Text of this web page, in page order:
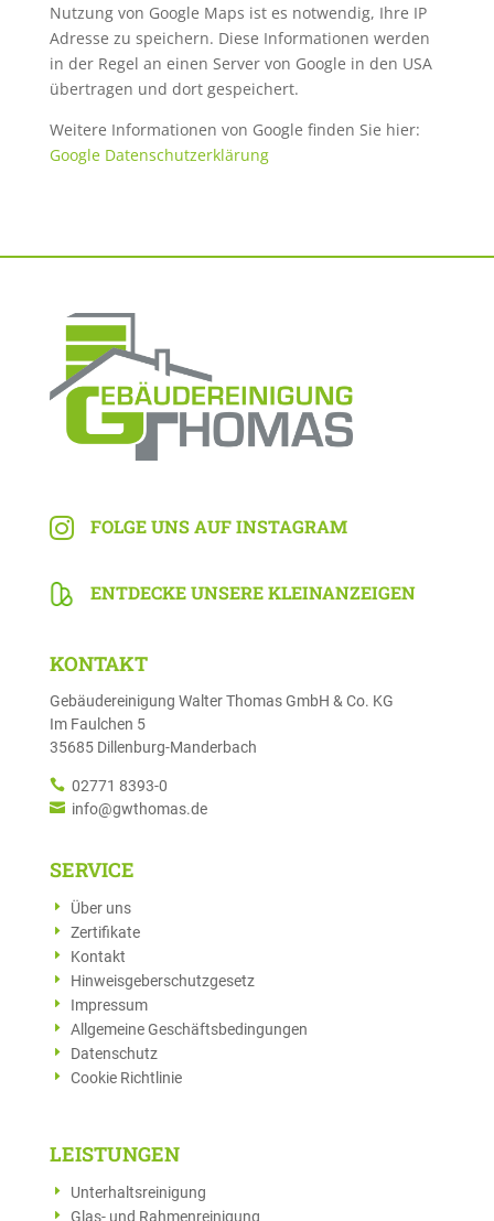
Nutzung von Google Maps ist es notwendig, Ihre IP
Adresse zu speichern. Diese Informationen werden
in der Regel an einen Server von Google in den USA
übertragen und dort gespeichert.
Weitere Informationen von Google finden Sie hier:
Google Datenschutzerklärung
 FOLGE UNS AUF INSTAGRAM
ENTDECKE UNSERE KLEINANZEIGEN
KONTAKT
Gebäudereinigung Walter Thomas GmbH & Co. KG
Im Faulchen 5
35685 Dillenburg-Manderbach
 02771 8393-0
 info@gwthomas.de
SERVICE
Über uns
Zertifikate
Kontakt
Hinweisgeber­schutzgesetz
Impressum
Allgemeine Geschäftsbedingungen
Datenschutz
Cookie Richtlinie
LEISTUNGEN
Unterhaltsreinigung
Glas- und Rahmenreinigung